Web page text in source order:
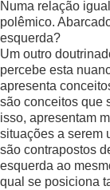
Numa relação
polêmico.
esquerda?
Um outro
percebe esta
apresenta
são conceitos que
isso, apresentam
situações a serem
são contrapostos
esquerda ao
qual se posiciona